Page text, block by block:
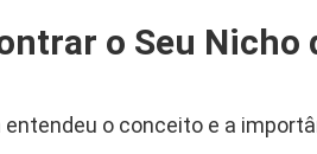
o Seu Nicho
entendeu o conceito e a